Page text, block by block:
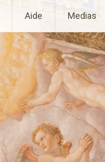
Aide Medias